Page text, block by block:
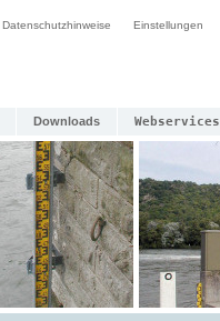
Datenschutzhinweise Einstellungen
Downloads Webservices